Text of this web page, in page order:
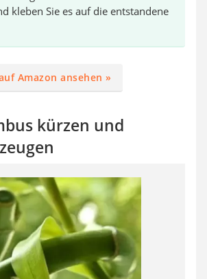
kleben Sie es auf die entstandene
Amazon ansehen »
kürzen und